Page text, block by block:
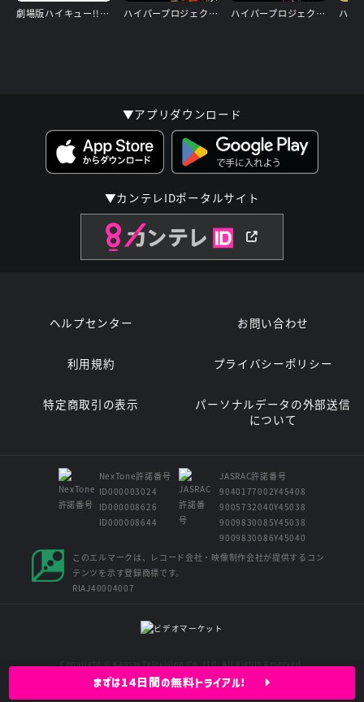
劇場版ハイキュー!! ゴミ捨て場の決戦 ハイパープロジェクション演劇「ハイキュー!!」“最強の挑戦者(チャレンジャー)” (ゲネプロ映像) ハイパープロジェクション演劇「ハイキュー!!」〝頂の景色〞・2
まずは14日間の無料トライアル!
▼アプリダウンロード
▼カンテレIDポータルサイト
ヘルプセンター お問い合わせ
利用規約 プライバシーポリシー
特定商取引の表示
パーソナルデータの外部送信
について
NexTone許諾番号
ID000003024
ID000008626
ID000008644
JASRAC許諾番号
9040177002Y45408
9005732040Y45038
9009830085Y45038
9009830086Y45040
このエルマークは、レコード会社・映像制作会社が提供するコン
テンツを示す登録商標です。
RIAJ40004007
Copyright © Kansai Television Co. Ltd. All Rights Reserved.